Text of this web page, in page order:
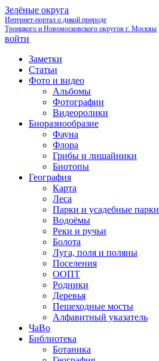
Зелёные округа
Интернет-портал о дикой природе
Троицкого и Новомосковского округов г. Москвы
войти
Заметки
Статьи
Фото и видео
Альбомы
Фотографии
Видеоролики
Биоразнообразие
Фауна
Флора
Грибы и лишайники
Биотопы
География
Карта
Леса
Парки и усадебные парки
Водоёмы
Реки и ручьи
Болота
Луга, поля и поляны
Поселения
ООПТ
Родники
Деревья
Пешеходные мосты
Алфавитный указатель
ЧаВо
Библиотека
Ботаника